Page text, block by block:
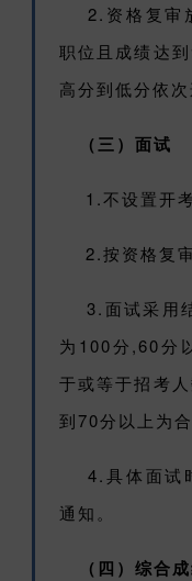
2.资格复审
职位且成绩达
高分到低分依次
（三）面试
1.不设置开考
2.按资格复审
3.面试采用
为100分,60分
于或等于招考
到70分以上为合
4.具体面试
通知。
（四）综合